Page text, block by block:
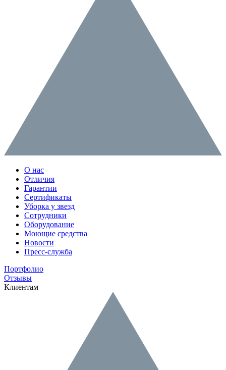
О нас
Отличия
Гарантии
Сертификаты
Уборка у звезд
Сотрудники
Оборудование
Моющие средства
Новости
Пресс-служба
Портфолио
Отзывы
Клиентам